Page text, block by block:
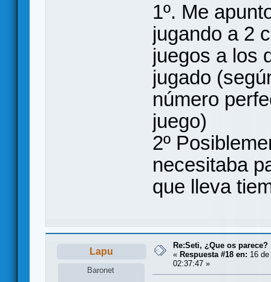
1º. Me
jugando a 2
juegos a los
jugado
número
juego)
2º
necesitaba
que lleva
Lapu
Baronet
Re:Seti, ¿Que os parece?
« Respuesta #18 en: 16
02:37:47 »